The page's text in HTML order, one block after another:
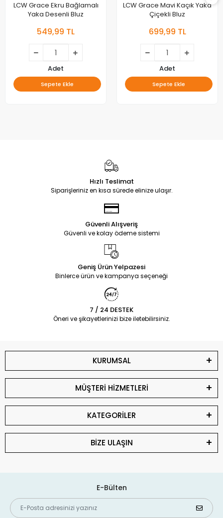
LCW Grace Ekru Bağlamalı
Yaka Desenli Bluz
549,99 TL
Adet
Sepete Ekle
LCW Grace Mavi Kaçık Yaka
Çiçekli Bluz
699,99 TL
Adet
Sepete Ekle
Hızlı Teslimat
Siparişleriniz en kısa sürede elinize ulaşır.
Güvenli Alışveriş
Güvenli ve kolay ödeme sistemi
Geniş Ürün Yelpazesi
Binlerce ürün ve kampanya seçeneği
7 / 24 DESTEK
Öneri ve şikayetlerinizi bize iletebilirsiniz.
KURUMSAL
MÜŞTERİ HİZMETLERİ
KATEGORİLER
BİZE ULAŞIN
E-Bülten